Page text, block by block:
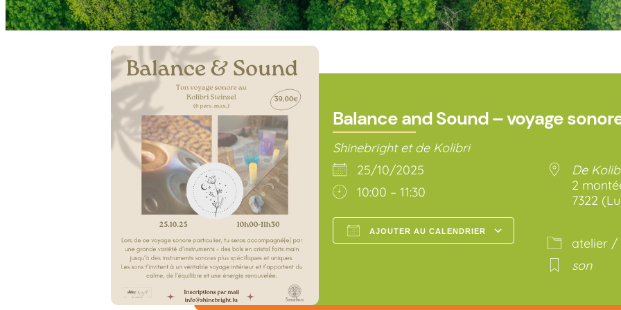
Balance and Sound – voyage
Shinebright et de Kolibri
25/10/2025
10:00 – 11:30
AJOUTER AU CALENDRIER
Calendrier
De
2
7322
atelier /
son